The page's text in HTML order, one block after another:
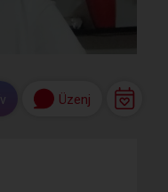
Üzenj